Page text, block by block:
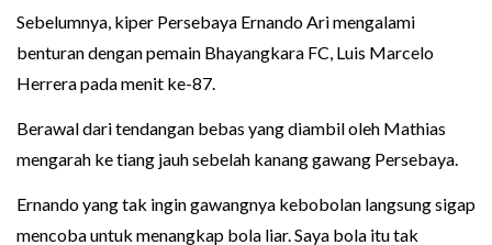
Sebelumnya, kiper Persebaya Ernando Ari mengalami
benturan dengan pemain Bhayangkara FC, Luis Marcelo
Herrera pada menit ke-87.
Berawal dari tendangan bebas yang diambil oleh Mathias
mengarah ke tiang jauh sebelah kanang gawang Persebaya.
Ernando yang tak ingin gawangnya kebobolan langsung sigap
mencoba untuk menangkap bola liar. Saya bola itu tak